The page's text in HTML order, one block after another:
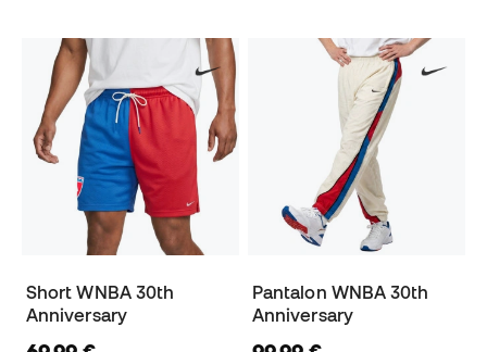
Short WNBA 30th
Anniversary
Pantalon WNBA 30th
Anniversary